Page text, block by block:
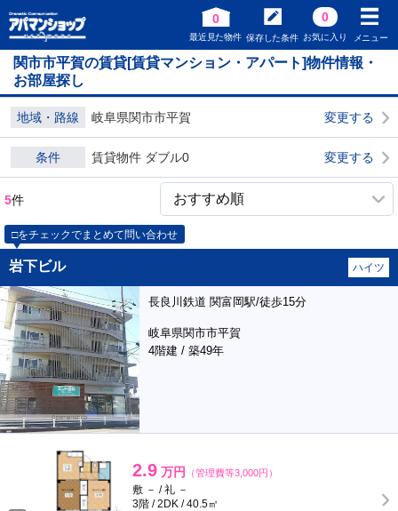
0
最近見た物件 保存した条件
0
お気に入り メニュー
関市市平賀の賃貸[賃貸マンション・アパート]物件情報・
お部屋探し
地域・路線 岐阜県関市市平賀 変更する
条件 賃貸物件 ダブル0 変更する
5件
□をチェックでまとめて問い合わせ
岩下ビル ハイツ
長良川鉄道 関富岡駅/徒歩15分
岐阜県関市市平賀
4階建 / 築49年
2.9 万円 （管理費等3,000円）
敷 － / 礼 －
3階 / 2DK / 40.5㎡